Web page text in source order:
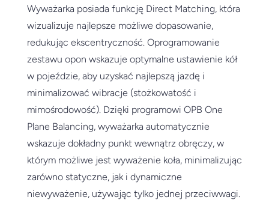
Wyważarka posiada funkcję Direct Matching, która
wizualizuje najlepsze możliwe dopasowanie,
redukując ekscentryczność. Oprogramowanie
zestawu opon wskazuje optymalne ustawienie kół
w pojeździe, aby uzyskać najlepszą jazdę i
minimalizować wibracje (stożkowatość i
mimośrodowość). Dzięki programowi OPB One
Plane Balancing, wyważarka automatycznie
wskazuje dokładny punkt wewnątrz obręczy, w
którym możliwe jest wyważenie koła, minimalizując
zarówno statyczne, jak i dynamiczne
niewyważenie, używając tylko jednej przeciwwagi.